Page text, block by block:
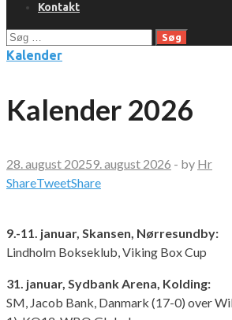
Kontakt
Søg
efter:
Kalender
Kalender 2026
28. august 20259. august 2026 - by Hr
ShareTweetShare
9.-11. januar, Skansen, Nørresundby:
Lindholm Bokseklub, Viking Box Cup
31. januar, Sydbank Arena, Kolding:
SM, Jacob Bank, Danmark (17-0) over